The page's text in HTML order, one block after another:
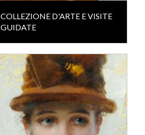
COLLEZIONE D'ARTE E VISITE
GUIDATE